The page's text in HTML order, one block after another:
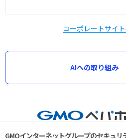
コーポレートサイト
AIへの取り組み
GMOインターネットグループのセキュリ